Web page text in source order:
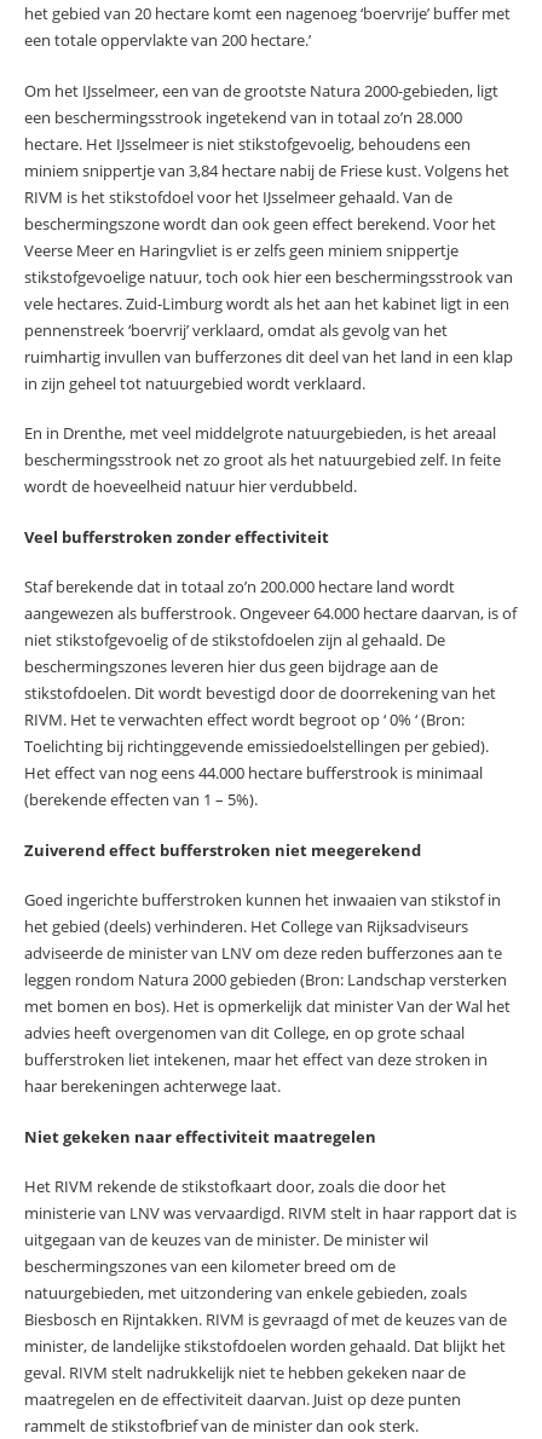
het gebied van 20 hectare komt een nagenoeg ‘boervrije’ buffer met
een totale oppervlakte van 200 hectare.’
Om het IJsselmeer, een van de grootste Natura 2000-gebieden, ligt
een beschermingsstrook ingetekend van in totaal zo’n 28.000
hectare. Het IJsselmeer is niet stikstofgevoelig, behoudens een
miniem snippertje van 3,84 hectare nabij de Friese kust. Volgens het
RIVM is het stikstofdoel voor het IJsselmeer gehaald. Van de
beschermingszone wordt dan ook geen effect berekend. Voor het
Veerse Meer en Haringvliet is er zelfs geen miniem snippertje
stikstofgevoelige natuur, toch ook hier een beschermingsstrook van
vele hectares. Zuid-Limburg wordt als het aan het kabinet ligt in een
pennenstreek ‘boervrij’ verklaard, omdat als gevolg van het
ruimhartig invullen van bufferzones dit deel van het land in een klap
in zijn geheel tot natuurgebied wordt verklaard.
En in Drenthe, met veel middelgrote natuurgebieden, is het areaal
beschermingsstrook net zo groot als het natuurgebied zelf. In feite
wordt de hoeveelheid natuur hier verdubbeld.
Veel bufferstroken zonder effectiviteit
Staf berekende dat in totaal zo’n 200.000 hectare land wordt
aangewezen als bufferstrook. Ongeveer 64.000 hectare daarvan, is of
niet stikstofgevoelig of de stikstofdoelen zijn al gehaald. De
beschermingszones leveren hier dus geen bijdrage aan de
stikstofdoelen. Dit wordt bevestigd door de doorrekening van het
RIVM. Het te verwachten effect wordt begroot op ‘ 0% ‘ (Bron:
Toelichting bij richtinggevende emissiedoelstellingen per gebied).
Het effect van nog eens 44.000 hectare bufferstrook is minimaal
(berekende effecten van 1 – 5%).
Zuiverend effect bufferstroken niet meegerekend
Goed ingerichte bufferstroken kunnen het inwaaien van stikstof in
het gebied (deels) verhinderen. Het College van Rijksadviseurs
adviseerde de minister van LNV om deze reden bufferzones aan te
leggen rondom Natura 2000 gebieden (Bron: Landschap versterken
met bomen en bos). Het is opmerkelijk dat minister Van der Wal het
advies heeft overgenomen van dit College, en op grote schaal
bufferstroken liet intekenen, maar het effect van deze stroken in
haar berekeningen achterwege laat.
Niet gekeken naar effectiviteit maatregelen
Het RIVM rekende de stikstofkaart door, zoals die door het
ministerie van LNV was vervaardigd. RIVM stelt in haar rapport dat is
uitgegaan van de keuzes van de minister. De minister wil
beschermingszones van een kilometer breed om de
natuurgebieden, met uitzondering van enkele gebieden, zoals
Biesbosch en Rijntakken. RIVM is gevraagd of met de keuzes van de
minister, de landelijke stikstofdoelen worden gehaald. Dat blijkt het
geval. RIVM stelt nadrukkelijk niet te hebben gekeken naar de
maatregelen en de effectiviteit daarvan. Juist op deze punten
rammelt de stikstofbrief van de minister dan ook sterk.